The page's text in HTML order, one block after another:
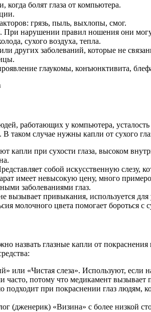
когда болят глаза от компьютера.
грязь, пыль, выхлопы, смог.
При нарушении правил ношения они
сухого воздуха, тепла.
других заболеваний, которые не
глаукомы, конъюнктивита,
работающих у компьютера,
В таком случае нужны капли от сухого
капли при сухости глаза, высоком
собой искусственную
имеет невысокую цену, много
заболеваниями глаз.
вызывает привыкания, используется
молочного цвета помогает бороться с
назвать глазные капли от
или «Чистая слеза». Используют, если
часто, потому что медикамент вызывает
при покраснении глаз людям,
(дженерик) «Визина» с более низкой